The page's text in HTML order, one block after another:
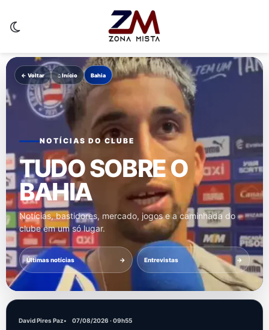
← Voltar ⌂ Início Bahia
NOTÍCIAS DO CLUBE
TUDO SOBRE O
BAHIA
Notícias, bastidores, mercado, jogos e a caminhada do
clube em um só lugar.
Últimas notícias → Entrevistas →
Destaques
EM DESTAQUE
David Pires Paz 07/08/2026 · 09h55